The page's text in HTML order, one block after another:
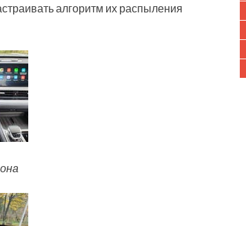
алгоритм их распыления